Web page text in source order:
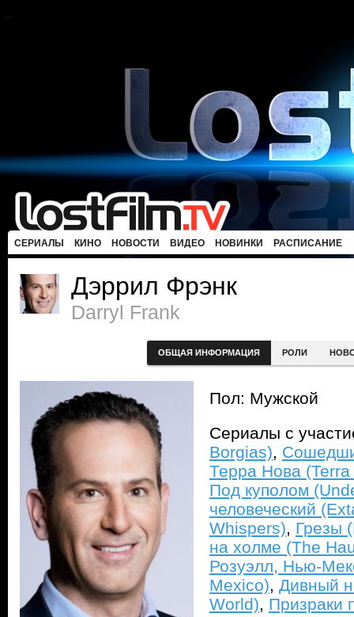
СЕРИАЛЫ КИНО НОВОСТИ ВИДЕО НОВИНКИ РАСПИСАНИЕ
Дэррил Фрэнк
Darryl Frank
ОБЩАЯ ИНФОРМАЦИЯ РОЛИ
Пол: Мужской
Сериалы с
Borgias),
Терра Нова
Под куполом
человеческий
Whispers), Грезы
на холме (The
Розуэлл, Нью-
Mexico), Дивный
World), Призраки